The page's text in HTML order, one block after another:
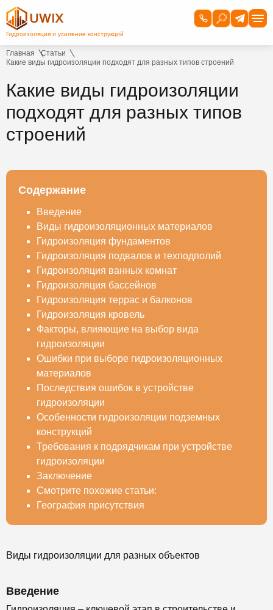
Главная
Статьи
Какие виды гидроизоляции подходят для разных типов строений
Какие виды гидроизоляции
подходят для разных типов
строений
Содержание
Введение
Виды гидроизоляционных материалов
Гидроизоляция фундаментов
Гидроизоляция подвалов и техподполий
Гидроизоляция ванных комнат
Гидроизоляция бассейнов
Гидроизоляция террас и балконов
Гидроизоляция кровель
Факторы, влияющие на выбор вида
гидроизоляции
Ошибки при выборе гидроизоляционных
материалов
Последствия ошибок в устройстве
гидроизоляции
Особенности гидроизоляции подземных
конструкций
Требования к подрядчикам при устройстве
гидроизоляции
Заключение
Смотрите похожие статьи:
География присутствия
Виды гидроизоляции для разных объектов
Введение